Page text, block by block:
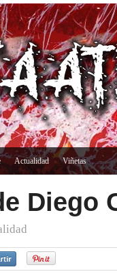
Actualidad Viñetas
Diego